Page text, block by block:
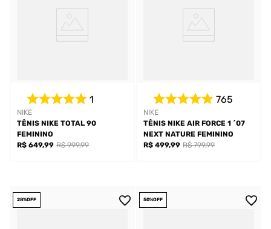
NIKE
1
TÊNIS NIKE TOTAL 90
FEMININO
R$ 649,99 R$ 999,99
NIKE
765
TÊNIS NIKE AIR FORCE 1 ´07
NEXT NATURE FEMININO
R$ 499,99 R$ 799,99
28%OFF 50%OFF